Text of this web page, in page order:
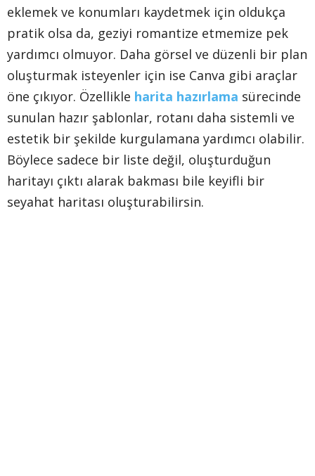
eklemek ve konumları kaydetmek için oldukça
pratik olsa da, geziyi romantize etmemize pek
yardımcı olmuyor. Daha görsel ve düzenli bir plan
oluşturmak isteyenler için ise Canva gibi araçlar
öne çıkıyor. Özellikle harita hazırlama sürecinde
sunulan hazır şablonlar, rotanı daha sistemli ve
estetik bir şekilde kurgulamana yardımcı olabilir.
Böylece sadece bir liste değil, oluşturduğun
haritayı çıktı alarak bakması bile keyifli bir
seyahat haritası oluşturabilirsin.